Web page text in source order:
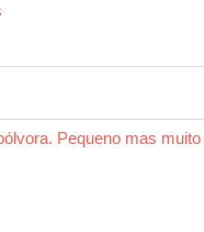
Pequeno mas muito